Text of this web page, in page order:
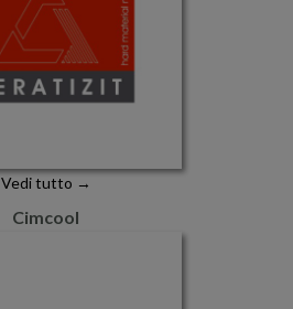
Vedi tutto →
Cimcool